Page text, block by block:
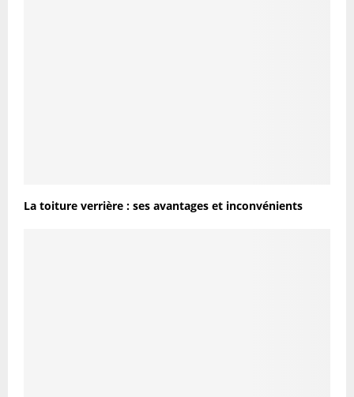
La toiture verrière : ses avantages et inconvénients